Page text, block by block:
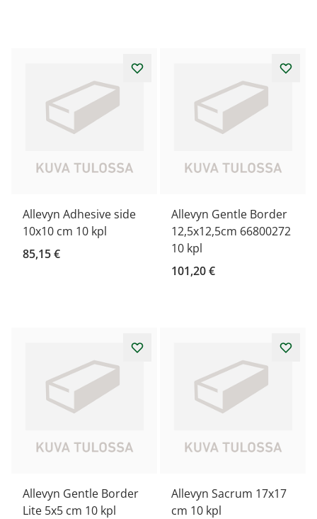
Allevyn Adhesive side
10x10 cm 10 kpl
85,15 €
Allevyn Gentle Border
12,5x12,5cm 66800272
10 kpl
101,20 €
Allevyn Gentle Border
Lite 5x5 cm 10 kpl
Allevyn Sacrum 17x17
cm 10 kpl